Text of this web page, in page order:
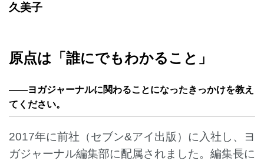
久美子
原点は「誰にでもわかること」
——ヨガジャーナルに関わることになったきっかけを教え
てください。
2017年に前社（セブン&アイ出版）に入社し、ヨ
ガジャーナル編集部に配属されました。編集長に